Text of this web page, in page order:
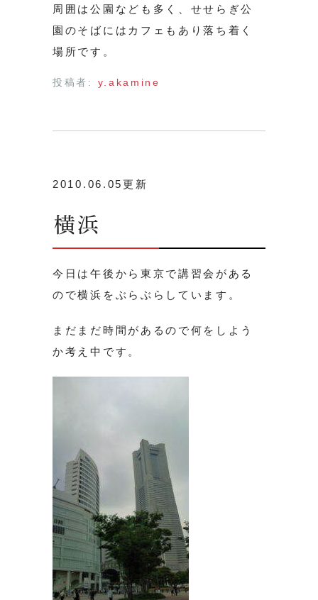
周囲は公園なども多く、せせらぎ公
園のそばにはカフェもあり落ち着く
場所です。
投稿者: y.akamine
2010.06.05更新
横浜
今日は午後から東京で講習会がある
ので横浜をぶらぶらしています。
まだまだ時間があるので何をしよう
か考え中です。